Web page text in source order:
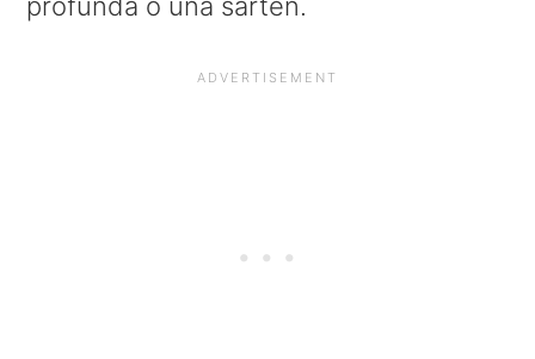
profunda o una sartén.